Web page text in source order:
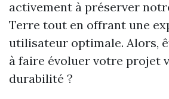
activement à préserver
Terre tout en offrant une
utilisateur optimale. Alors,
à faire évoluer votre projet
durabilité ?